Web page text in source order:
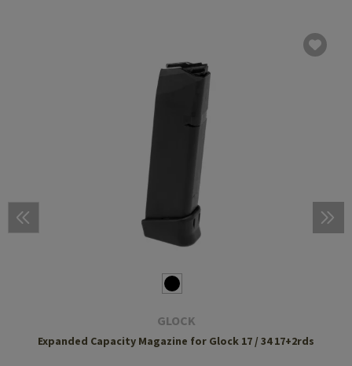
GLOCK
Expanded Capacity Magazine for Glock 17 / 34 17+2rds